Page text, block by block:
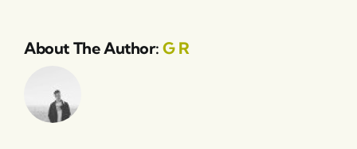
About The Author: G R